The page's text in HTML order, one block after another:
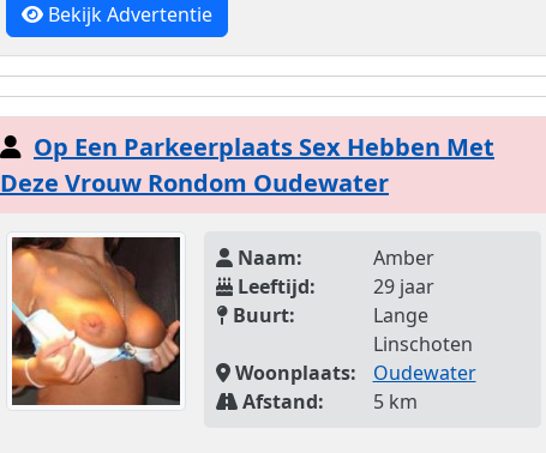
Bekijk Advertentie
Op Een Parkeerplaats Sex Hebben Met
Deze Vrouw Rondom Oudewater
Naam:
Amber
Leeftijd:
29 jaar
Buurt:
Lange
Linschoten
Woonplaats:
Oudewater
Afstand:
5 km